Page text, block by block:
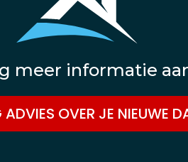
meer informatie
OVER JE NIEUWE